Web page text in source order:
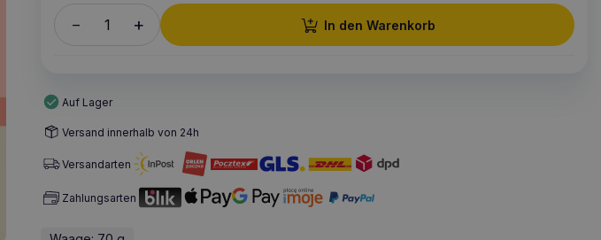
– + In den Warenkorb
Auf Lager
Versand innerhalb von 24h
Versandarten
Zahlungsarten